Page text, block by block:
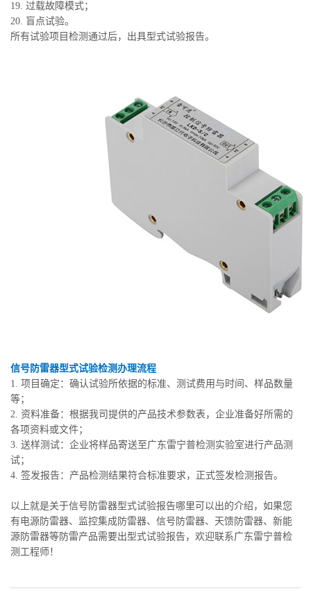
19. 过载故障模式；
20. 盲点试验。
所有试验项目检测通过后，出具型式试验报告。
信号防雷器型式试验检测办理流程
1. 项目确定：确认试验所依据的标准、测试费用与时间、样品数量
等；
2. 资料准备：根据我司提供的产品技术参数表，企业准备好所需的
各项资料或文件；
3. 送样测试：企业将样品寄送至广东雷宁普检测实验室进行产品测
试；
4. 签发报告：产品检测结果符合标准要求，正式签发检测报告。
以上就是关于信号防雷器型式试验报告哪里可以出的介绍，如果您
有电源防雷器、监控集成防雷器、信号防雷器、天馈防雷器、新能
源防雷器等防雷产品需要出型式试验报告，欢迎联系广东雷宁普检
测工程师！